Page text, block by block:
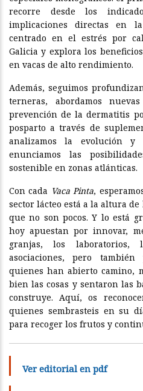
recorre desde los
implicaciones directas en
centrado en el estrés por
Galicia y explora los
en vacas de alto rendimiento.
Además, seguimos
terneras, abordamos
prevención de la dermatitis
posparto a través de
analizamos la evolución
enunciamos las
sostenible en zonas atlánticas.
Con cada Vaca Pinta,
sector lácteo está a la altura
que no son pocos. Y lo está
hoy apuestan por innovar,
granjas, los laboratorios,
asociaciones, pero
quienes han abierto camino,
bien las cosas y sentaron las
construye. Aquí, os
quienes sembrasteis en su
para recoger los frutos y
Ver editorial en pdf